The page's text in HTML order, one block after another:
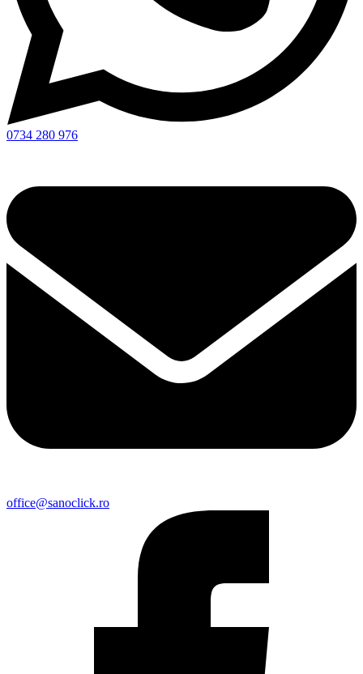
0734 280 976
office@sanoclick.ro